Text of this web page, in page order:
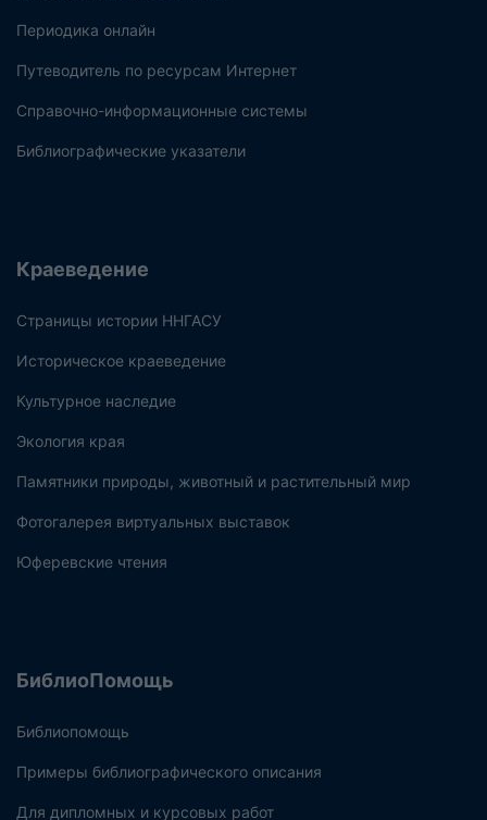
Периодика онлайн
Путеводитель по ресурсам Интернет
Справочно-информационные системы
Библиографические указатели
Краеведение
Страницы истории ННГАСУ
Историческое краеведение
Культурное наследие
Экология края
Памятники природы, животный и растительный мир
Фотогалерея виртуальных выставок
Юферевские чтения
БиблиоПомощь
Библиопомощь
Примеры библиографического описания
Для дипломных и курсовых работ